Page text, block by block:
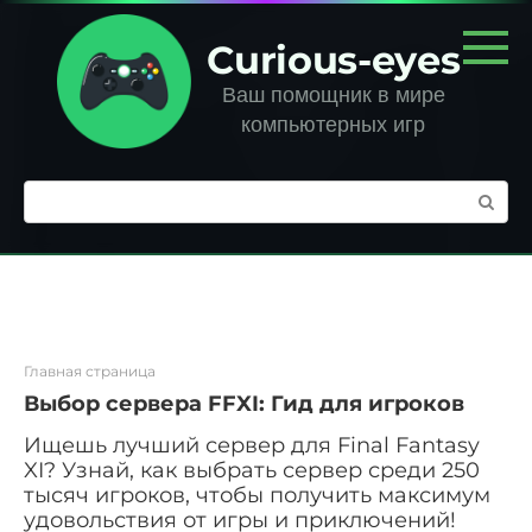
Перейти
контенту
Curious-eyes
Ваш помощник в мире
компьютерных игр
Поиск:
Главная страница
Выбор сервера FFXI: Гид для игроков
Ищешь лучший сервер для Final Fantasy
XI? Узнай, как выбрать сервер среди 250
тысяч игроков, чтобы получить максимум
удовольствия от игры и приключений!